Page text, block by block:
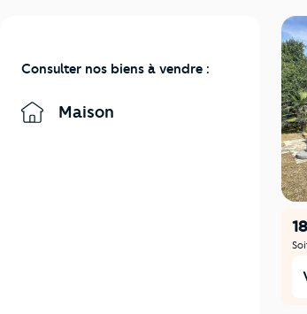
Consulter nos biens à vendre :
Maison